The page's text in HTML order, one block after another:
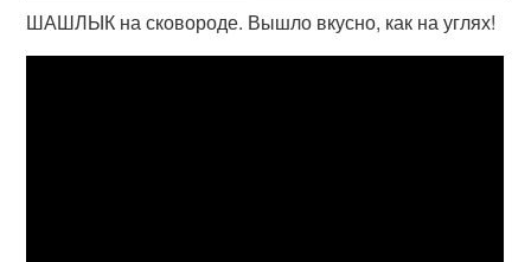
ШАШЛЫК на сковороде. Вышло вкусно, как на углях!